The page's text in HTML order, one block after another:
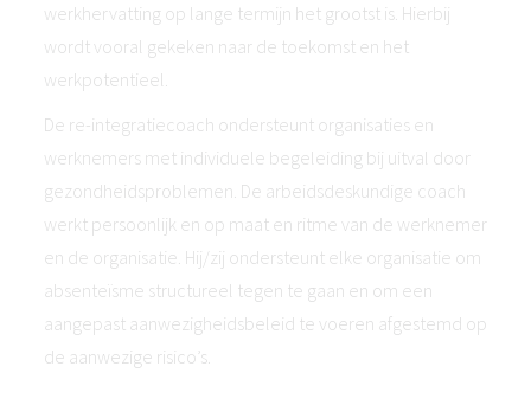
werkhervatting op lange termijn het grootst is. Hierbij
wordt vooral gekeken naar de toekomst en het
werkpotentieel.
De re-integratiecoach ondersteunt organisaties en
werknemers met individuele begeleiding bij uitval door
gezondheidsproblemen. De arbeidsdeskundige coach
werkt persoonlijk en op maat en ritme van de werknemer
en de organisatie. Hij/zij ondersteunt elke organisatie om
absenteïsme structureel tegen te gaan en om een
aangepast aanwezigheidsbeleid te voeren afgestemd op
de aanwezige risico’s.